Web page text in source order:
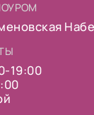
19:00